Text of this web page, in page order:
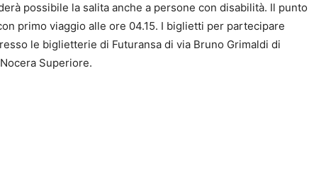
possibile la salita anche a persone con disabilità. Il punto
primo viaggio alle ore 04.15. I biglietti per partecipare
le biglietterie di Futuransa di via Bruno Grimaldi di
Superiore.